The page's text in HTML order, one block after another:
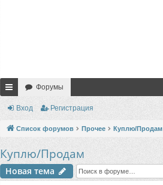
с
ы
и
Форумы
Вход Регистрация
Список форумов Прочее Куплю/Продам
Куплю/Продам
Новая тема